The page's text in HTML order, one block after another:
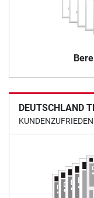
DEUTSCHLAND